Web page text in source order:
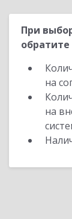
При
на
на